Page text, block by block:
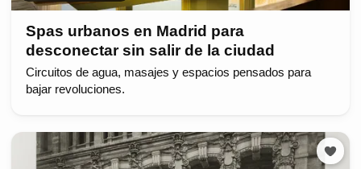
Spas urbanos en Madrid para
desconectar sin salir de la ciudad
Circuitos de agua, masajes y espacios pensados para
bajar revoluciones.